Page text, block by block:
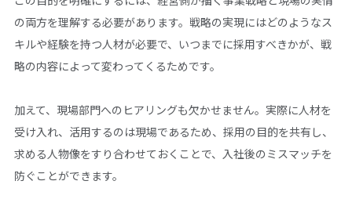
の両方を理解する必要があります。戦略の実現にはどのようなス
キルや経験を持つ人材が必要で、いつまでに採用すべきかが、戦
略の内容によって変わってくるためです。
加えて、現場部門へのヒアリングも欠かせません。実際に人材を
受け入れ、活用するのは現場であるため、採用の目的を共有し、
求める人物像をすり合わせておくことで、入社後のミスマッチを
防ぐことができます。